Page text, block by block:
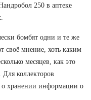
250 в аптеке
бомбят одни и те же
своё мнение, хоть каким
месяцев, как это
коллекторов
о хранении информации о